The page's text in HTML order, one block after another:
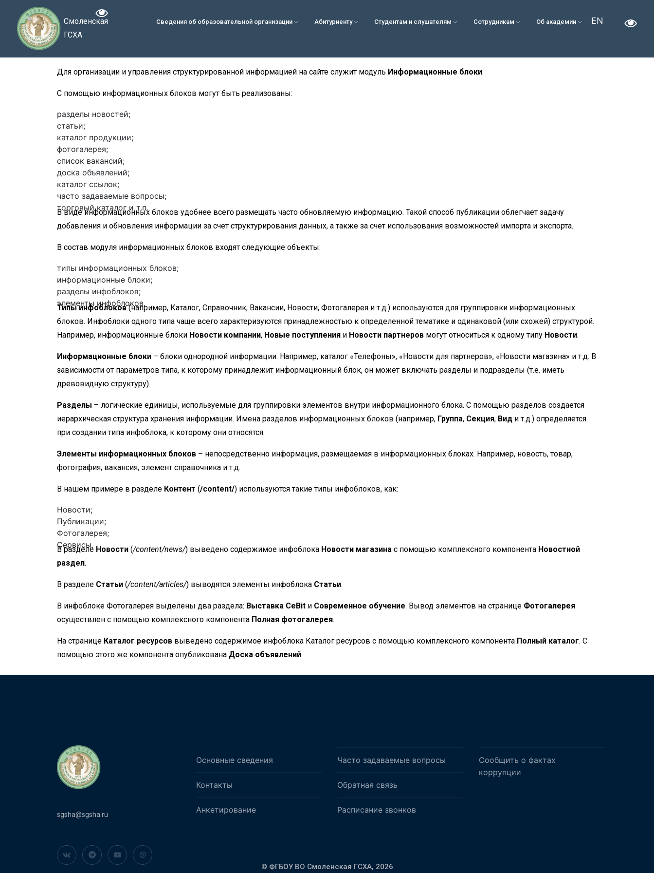
Смоленская
ГСХА
Сведения об образовательной организации Абитуриенту Студентам и слушателям Сотрудникам Об академии EN
Для организации и управления структурированной информацией на сайте служит модуль Информационные блоки.
С помощью информационных блоков могут быть реализованы:
разделы новостей;
статьи;
каталог продукции;
фотогалерея;
список вакансий;
доска объявлений;
каталог ссылок;
часто задаваемые вопросы;
торговый каталог и т.п.
В виде информационных блоков удобнее всего размещать часто обновляемую информацию. Такой способ публикации облегчает задачу
добавления и обновления информации за счет структурирования данных, а также за счет использования возможностей импорта и экспорта.
В состав модуля информационных блоков входят следующие объекты:
типы информационных блоков;
информационные блоки;
разделы инфоблоков;
элементы инфоблоков.
Типы инфоблоков(например, Каталог, Справочник, Вакансии, Новости, Фотогалерея и т.д.) используются для группировки информационных
блоков. Инфоблоки одного типа чаще всего характеризуются принадлежностью к определенной тематике и одинаковой (или схожей) структурой.
Например, информационные блоки Новости компании, Новые поступления и Новости партнеров могут относиться к одному типу Новости.
Информационные блоки – блоки однородной информации. Например, каталог «Телефоны», «Новости для партнеров», «Новости магазина» и т.д. В
зависимости от параметров типа, к которому принадлежит информационный блок, он может включать разделы и подразделы (т.е. иметь
древовидную структуру).
Разделы – логические единицы, используемые для группировки элементов внутри информационного блока. С помощью разделов создается
иерархическая структура хранения информации. Имена разделов информационных блоков (например, Группа, Секция, Вид и т.д.) определяется
при создании типа инфоблока, к которому они относятся.
Элементы информационных блоков – непосредственно информация, размещаемая в информационных блоках. Например, новость, товар,
фотография, вакансия, элемент справочника и т.д.
В нашем примере в разделе Контент (/content/) используются такие типы инфоблоков, как:
Новости;
Публикации;
Фотогалерея;
Сервисы.
В разделе Новости (/content/news/) выведено содержимое инфоблока Новости магазина с помощью комплексного компонента Новостной
раздел.
В разделе Статьи (/content/articles/) выводятся элементы инфоблока Статьи.
В инфоблоке Фотогалерея выделены два раздела: Выставка CeBit и Современное обучение. Вывод элементов на странице Фотогалерея
осуществлен с помощью комплексного компонента Полная фотогалерея.
На странице Каталог ресурсов выведено содержимое инфоблока Каталог ресурсов с помощью комплексного компонента Полный каталог. С
помощью этого же компонента опубликована Доска объявлений.
sgsha@sgsha.ru
Основные сведения
Контакты
Анкетирование
Часто задаваемые вопросы
Обратная связь
Расписание звонков
Сообщить о фактах
коррупции
© ФГБОУ ВО Смоленская ГСХА, 2026